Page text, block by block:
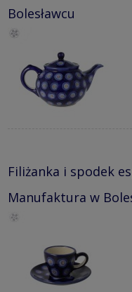
Bolesławcu
Filiżanka i spodek
Manufaktura w